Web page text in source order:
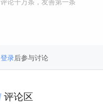
登录后参与讨论
评论区